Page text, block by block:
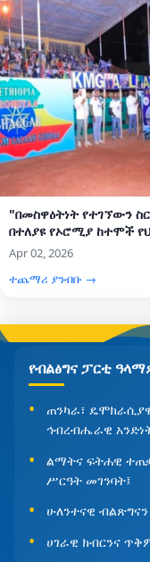
"በመስዋዕትነት የተገኘውን
በተለያዩ የኦሮሚያ ከተሞች
Apr 02, 2026
ተጨማሪ ያንብቡ →
የብልፅግና ፓርቲ
ጠንካራ፣
ኅብረብሔራዊ
ልማትና ፍትሐዊ
ሥርዓት መገንባት፤
ሁለንተናዊ
ሀገራዊ ክብርንና